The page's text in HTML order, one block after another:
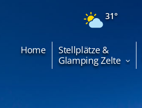
31°
Home
Stellplätze &
Glamping Zelte